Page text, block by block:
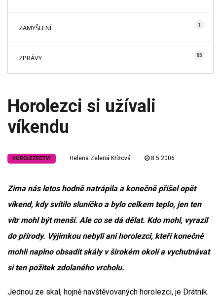
ZAMYŠLENÍ 1
ZPRÁVY 85
Horolezci si užívali
víkendu
HOROLEZECTVÍ Helena Zelená Křížová 8.5.2006
Zima nás letos hodně natrápila a konečně přišel opět
víkend, kdy svítilo sluníčko a bylo celkem teplo, jen ten
vítr mohl být menší. Ale co se dá dělat. Kdo mohl, vyrazil
do přírody. Výjimkou nebyli ani horolezci, kteří konečně
mohli naplno obsadit skály v širokém okolí a vychutnávat
si ten požitek zdolaného vrcholu.
Jednou ze skal, hojně navštěvovaných horolezci, je Drátník.